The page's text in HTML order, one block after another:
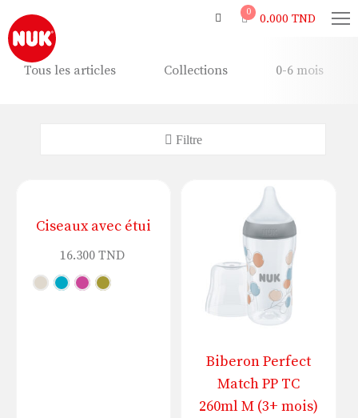
0 0.000 TND
Tous les articles Collections 0-6 mois
Ciseaux avec étui
16.300 TND
Biberon Perfect
Match PP TC
260ml M (3+ mois)